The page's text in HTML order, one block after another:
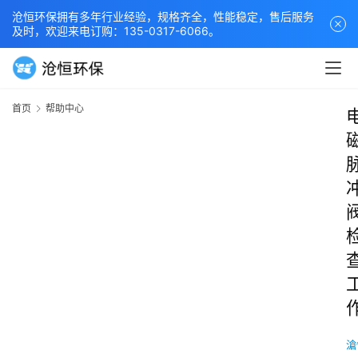
沧恒环保拥有多年行业经验，规格齐全，性能稳定，售后服务
及时，欢迎来电订购：135-0317-6066。
首页 帮助中心